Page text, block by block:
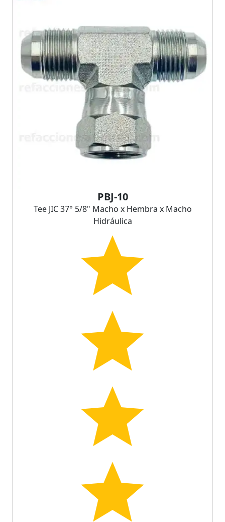
PBJ-10
Tee JIC 37° 5/8" Macho x Hembra x Macho
Hidráulica